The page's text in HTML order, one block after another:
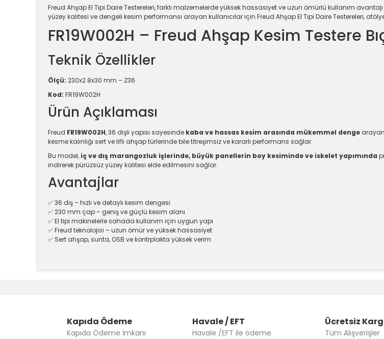
Freud Ahşap El Tipi Daire Testereleri, farklı malzemelerde yüksek hassasiyet ve uzun ömürlü kullanım
yüzey kalitesi ve dengeli kesim performansı arayan kullanıcılar için Freud Ahşap El Tipi Daire Testereleri,
FR19W002H – Freud Ahşap Kesim Testere
Teknik Özellikler
Ölçü: 230x2.8x30 mm – Z36
Kod: FR19W002H
Ürün Açıklaması
Freud FR19W002H, 36 dişli yapısı sayesinde kaba ve hassas kesim arasında mükemmel denge
kesme kalınlığı sert ve lifli ahşap türlerinde bile titreşimsiz ve kararlı performans sağlar.
Bu model, iç ve dış marangozluk işlerinde, büyük panellerin boy kesiminde ve iskelet yapımında
indirerek pürüzsüz yüzey kalitesi elde edilmesini sağlar.
Avantajlar
✅ 36 diş – hızlı ve detaylı kesim dengesi
✅ 230 mm çap – geniş ve güçlü kesim alanı
✅ El tipi makinelerle sahada kullanım için uygun yapı
✅ Freud teknolojisi – uzun ömür ve yüksek hassasiyet
✅ Sert ahşap, sunta, OSB ve kontrplakta yüksek verim
Yorum Yaz
Ürün açıklamasında eksik bilgiler bulunuyor.
Ürün bilgilerinde hatalar bulunuyor.
Kapıda Ödeme
Kapıda Ödeme İmkanı
Havale / EFT
Havale /EFT ile ödeme
Ücretsiz
Tüm Alışverişler